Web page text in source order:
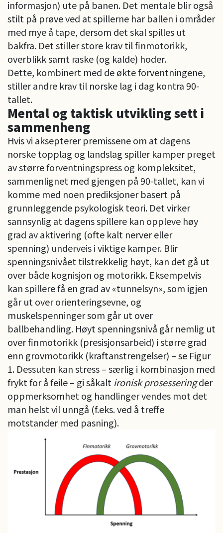
informasjon) ute på banen. Det mentale blir også
stilt på prøve ved at spillerne har ballen i områder
med mye å tape, dersom det skal spilles ut
bakfra. Det stiller store krav til finmotorikk,
overblikk samt raske (og kalde) hoder.
Dette, kombinert med de økte forventningene,
stiller andre krav til norske lag i dag kontra 90-
tallet.
Mental og taktisk utvikling sett i
sammenheng
Hvis vi aksepterer premissene om at dagens
norske topplag og landslag spiller kamper preget
av større forventningspress og kompleksitet,
sammenlignet med gjengen på 90-tallet, kan vi
komme med noen prediksjoner basert på
grunnleggende psykologisk teori. Det virker
sannsynlig at dagens spillere kan oppleve høy
grad av aktivering (ofte kalt nerver eller
spenning) underveis i viktige kamper. Blir
spenningsnivået tilstrekkelig høyt, kan det gå ut
over både kognisjon og motorikk. Eksempelvis
kan spillere få en grad av «tunnelsyn», som igjen
går ut over orienteringsevne, og
muskelspenninger som går ut over
ballbehandling. Høyt spenningsnivå går nemlig ut
over finmotorikk (presisjonsarbeid) i større grad
enn grovmotorikk (kraftanstrengelser) – se Figur
1. Dessuten kan stress – særlig i kombinasjon med
frykt for å feile – gi såkalt ironisk prosesseringder
oppmerksomhet og handlinger vendes mot det
man helst vil unngå (f.eks. ved å treffe
motstander med pasning).